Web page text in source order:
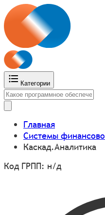
Категории
Главная
Системы
Каскад.Аналитика
Код ГРПП: н/д